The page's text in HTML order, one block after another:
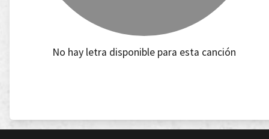
No hay letra disponible para esta canción